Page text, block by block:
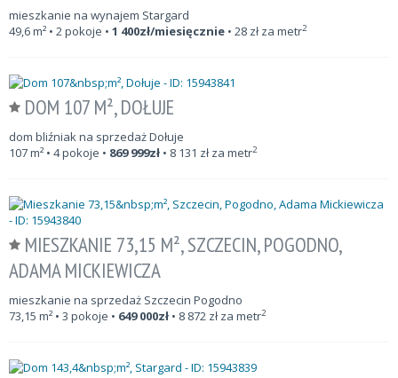
mieszkanie na wynajem Stargard
49,6m² • 2 pokoje • 1 400zł/miesięcznie • 28 zł za metr2
DOM 107 M², DOŁUJE
dom bliźniak na sprzedaż Dołuje
107m² • 4 pokoje • 869 999zł • 8 131 zł za metr2
MIESZKANIE 73,15 M², SZCZECIN, POGODNO,
ADAMA MICKIEWICZA
mieszkanie na sprzedaż Szczecin Pogodno
73,15 m² • 3 pokoje • 649 000zł • 8 872 zł za metr2